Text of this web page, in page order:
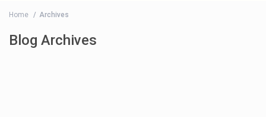
Home Archives
Blog Archives